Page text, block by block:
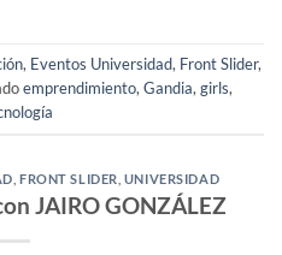
, Eventos Universidad, Front Slider,
emprendimiento, Gandia, girls,
,FRONT SLIDER UNIVERSIDAD
JAIRO GONZÁLEZ